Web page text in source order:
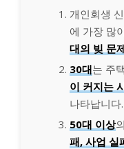
개인회생
에 가장 많
대의 빚 문
30대는 주
이 커지는
나타납니다.
50대 이상
패, 사업 실